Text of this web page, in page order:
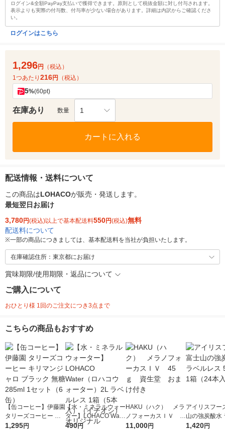
ログイン&全額PayPay支払いで獲得できます。原則として税抜金額に対し付与されます。
表示よりも実際の付与数、付与率が少ない場合があります。詳細は内訳からご確認くださ
い。
ログインはこちら
1,296円
（税込）
1つあたり 216円 （税込）
5%(60pt)
在庫あり 数量 1
カートに入れる
配送情報・送料について
この商品はLOHACOが販売・発送します。
最短翌日お届け
3,780円(税込)以上で基本配送料550円(税込)無料
配送料について
※一部の商品につきましては、基本配送料を当社が負担いたします。
在庫確認住所：東京都にお届け
賞味期限/使用期限・返品について
ご購入について
おひとり様 1回のご注文につき3点まで
こちらの商品もおすすめ
【缶コーヒー】伊藤園
タリーズコーヒー キ
リマンジャロ ブラッ
1,295円
【水・ミネラルウォー
ター】LOHACO Wate
r（ロハコウォータ
490円
HAKU（ハク） メラ
ノフォーカスＩＶ 4
5ｇ 資生堂 おまけ
11,000円
アイリスフー
山の強炭酸水
レス 500ml 1
1,420円